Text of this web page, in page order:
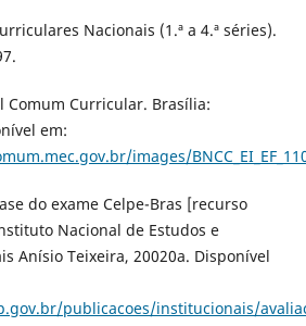
Nacionais (1.ª a 4.ª séries).
Comum Curricular. Brasília:
em:
images/
do exame Celpe-Bras [recurso
Nacional de Estudos e
Anísio Teixeira, 20020a. Disponível
publicacoes/institucionais/